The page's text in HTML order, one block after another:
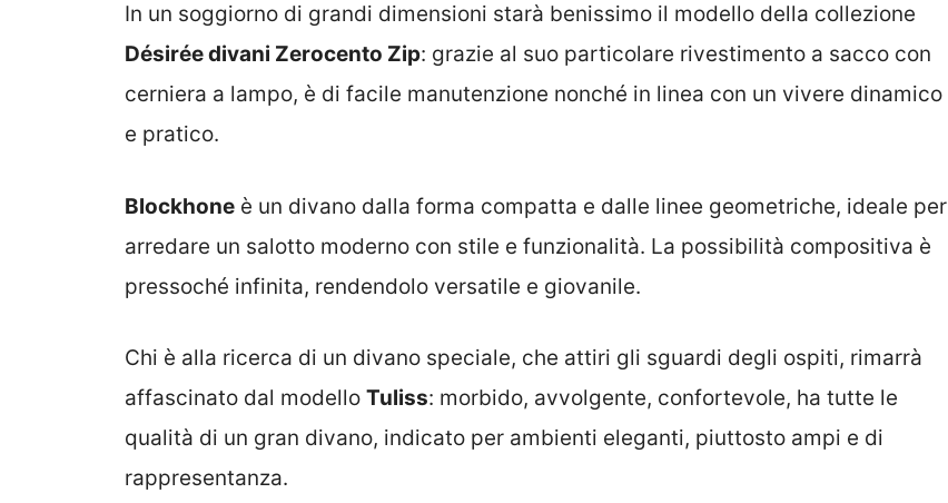
In un soggiorno di grandi dimensioni starà benissimo il modello della collezione
Désirée divani Zerocento Zip: grazie al suo particolare rivestimento a sacco con
cerniera a lampo, è di facile manutenzione nonché in linea con un vivere dinamico
e pratico.
Blockhone è un divano dalla forma compatta e dalle linee geometriche, ideale per
arredare un salotto moderno con stile e funzionalità. La possibilità compositiva è
pressoché infinita, rendendolo versatile e giovanile.
Chi è alla ricerca di un divano speciale, che attiri gli sguardi degli ospiti, rimarrà
affascinato dal modello Tuliss: morbido, avvolgente, confortevole, ha tutte le
qualità di un gran divano, indicato per ambienti eleganti, piuttosto ampi e di
rappresentanza.